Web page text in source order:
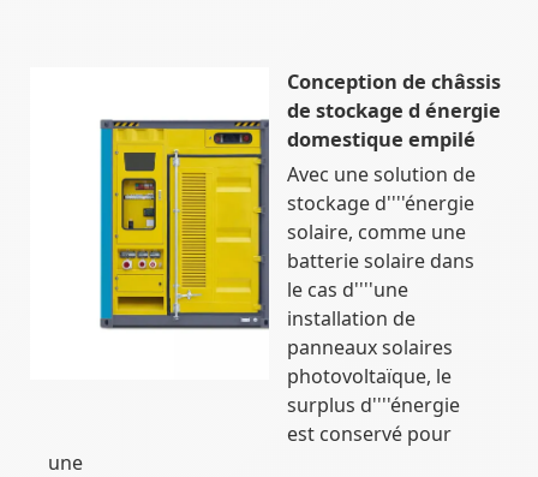
Conception de châssis
de stockage d énergie
domestique empilé
Avec une solution de
stockage d''''énergie
solaire, comme une
batterie solaire dans
le cas d''''une
installation de
panneaux solaires
photovoltaïque, le
surplus d''''énergie
est conservé pour
une